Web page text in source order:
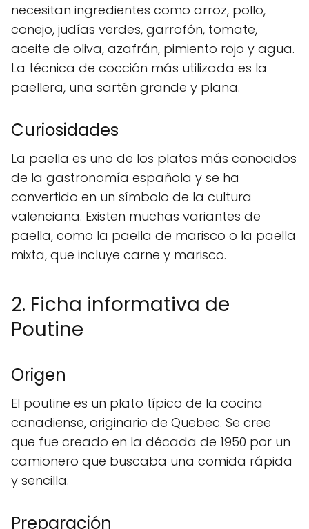
necesitan ingredientes como arroz, pollo,
conejo, judías verdes, garrofón, tomate,
aceite de oliva, azafrán, pimiento rojo y agua.
La técnica de cocción más utilizada es la
paellera, una sartén grande y plana.
Curiosidades
La paella es uno de los platos más conocidos
de la gastronomía española y se ha
convertido en un símbolo de la cultura
valenciana. Existen muchas variantes de
paella, como la paella de marisco o la paella
mixta, que incluye carne y marisco.
2. Ficha informativa de
Poutine
Origen
El poutine es un plato típico de la cocina
canadiense, originario de Quebec. Se cree
que fue creado en la década de 1950 por un
camionero que buscaba una comida rápida
y sencilla.
Preparación